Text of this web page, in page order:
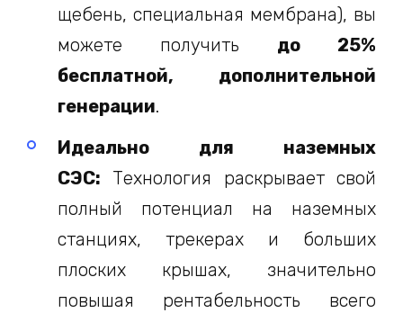
щебень, специальная мембрана), вы
можете получить до 25%
бесплатной, дополнительной
генерации.
Идеально для наземных
СЭС: Технология раскрывает свой
полный потенциал на наземных
станциях, трекерах и больших
плоских крышах, значительно
повышая рентабельность всего